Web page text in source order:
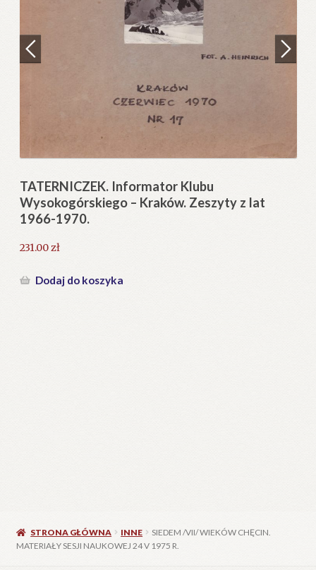
Zamówienie
Help in English
TATERNICZEK. Informator Klubu
Wysokogórskiego – Kraków. Zeszyty z lat
1966-1970.
231.00zł
Dodaj do koszyka
STRONA GŁÓWNA INNE
SIEDEM /VII/ WIEKÓW CHĘCIN.
MATERIAŁY SESJI NAUKOWEJ 24 V 1975 R.